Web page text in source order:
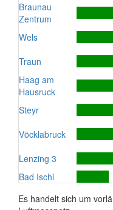
Braunau
Zentrum
Wels
Traun
Haag am
Hausruck
Steyr
Vöcklabruck
Lenzing 3
Bad Ischl
Es handelt sich um